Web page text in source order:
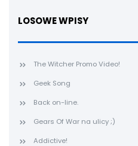
LOSOWE WPISY
The Witcher Promo Video!
Geek Song
Back on-line.
Gears Of War na ulicy ;)
Addictive!